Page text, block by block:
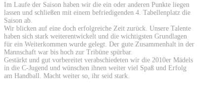
Im Laufe der Saison haben wir die ein oder anderen Punkte liegen
lassen und schließen mit einem befriedigenden 4. Tabellenplatz die
Saison ab.
Wir blicken auf eine doch erfolgreiche Zeit zurück. Unsere Talente
haben sich stark weiterentwickelt und die wichtigsten Grundlagen
für ein Weiterkommen wurde gelegt. Der gute Zusammenhalt in der
Mannschaft war bis hoch zur Tribüne spürbar.
Gestärkt und gut vorbereitet verabschiedeten wir die 2010er Mädels
in die C-Jugend und wünschen ihnen weiter viel Spaß und Erfolg
am Handball. Macht weiter so, ihr seid stark.